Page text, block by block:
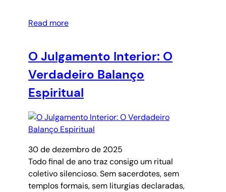
Read more
O Julgamento Interior: O
Verdadeiro Balanço
Espiritual
30 de dezembro de 2025
Todo final de ano traz consigo um ritual
coletivo silencioso. Sem sacerdotes, sem
templos formais, sem liturgias declaradas,